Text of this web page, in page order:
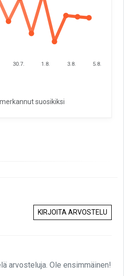
30.7. 1.8. 3.8. 5.8.
suosikiksi
KIRJOITA ARVOSTELU
arvosteluja. Ole ensimmäinen!